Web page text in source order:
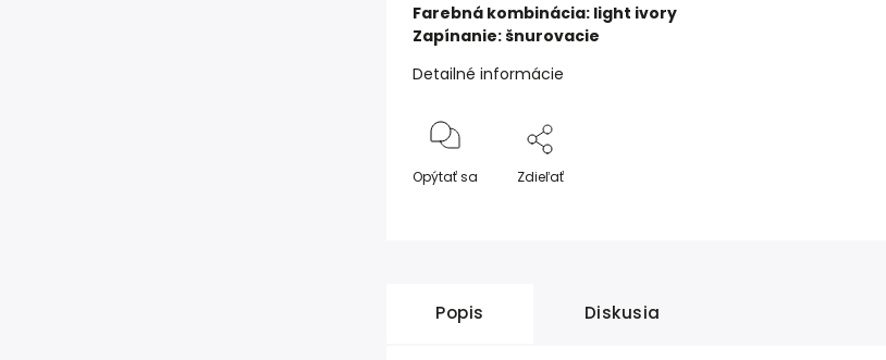
Farebná kombinácia: light ivory
Zapínanie: šnurovacie
Detailné informácie
Opýtať sa Zdieľať
Popis Diskusia